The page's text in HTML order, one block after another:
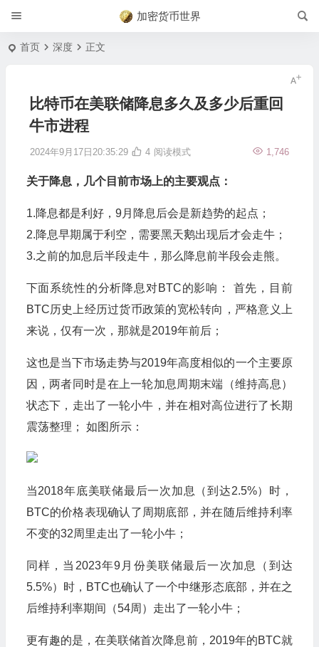
加密货币世界
首页 深度 正文
比特币在美联储降息多久及多少后重回
牛市进程
2024年9月17日20:35:29 1,746
4 阅读模式
关于降息，几个目前市场上的主要观点：
1.降息都是利好，9月降息后会是新趋势的起点；
2.降息早期属于利空，需要黑天鹅出现后才会走牛；
3.之前的加息后半段走牛，那么降息前半段会走熊。
下面系统性的分析降息对BTC的影响： 首先，目前
BTC历史上经历过货币政策的宽松转向，严格意义上
来说，仅有一次，那就是2019年前后；
这也是当下市场走势与2019年高度相似的一个主要原
因，两者同时是在上一轮加息周期末端（维持高息）
状态下，走出了一轮小牛，并在相对高位进行了长期
震荡整理； 如图所示：
当2018年底美联储最后一次加息（到达2.5%）时，
BTC的价格表现确认了周期底部，并在随后维持利率
不变的32周里走出了一轮小牛；
同样，当2023年9月份美联储最后一次加息（到达
5.5%）时，BTC也确认了一个中继形态底部，并在之
后维持利率期间（54周）走出了一轮小牛；
更有趣的是，在美联储首次降息前，2019年的BTC就